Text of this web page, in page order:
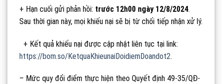
+ Hạn cuối gửi phản hồi: trước 12h00 ngày 12/8/2024.
Sau thời gian này, mọi khiếu nại sẽ bị từ chối tiếp nhận xử lý.
+ Kết quả khiếu nại được cập nhật liên tục tại link:
https://bom.so/KetquaKhieunaiDoidiemDoandot2.
– Mức quy đổi điểm thực hiện theo Quyết định 49-35/QĐ-